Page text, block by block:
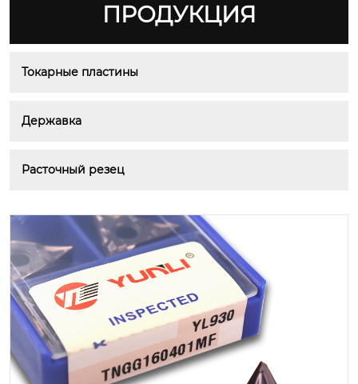
ПРОДУКЦИЯ
Токарные пластины
Державка
Расточный резец